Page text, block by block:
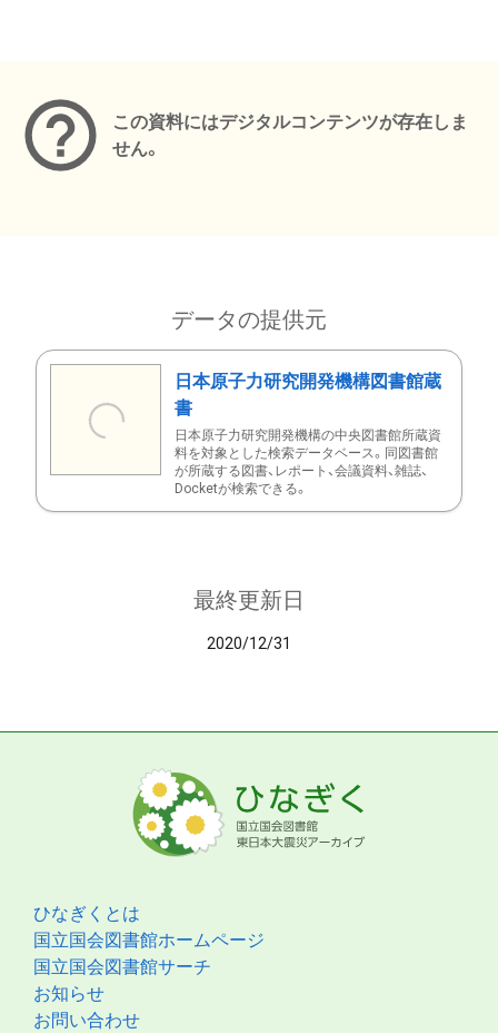
この資料にはデジタルコンテンツが存在しま
せん。
データの提供元
日本原子力研究開発機構図書館蔵
書
日本原子力研究開発機構の中央図書館所蔵資
料を対象とした検索データベース。同図書館
が所蔵する図書、レポート、会議資料、雑誌、
Docketが検索できる。
最終更新日
2020/12/31
ひなぎくとは
国立国会図書館ホームページ
国立国会図書館サーチ
お知らせ
お問い合わせ